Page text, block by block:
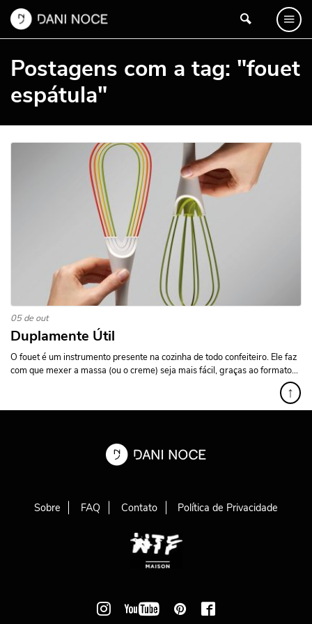
Postagens com a tag: "fouet
espátula"
05 de out
Duplamente Útil
O fouet é um instrumento presente na cozinha de todo confeiteiro. Ele faz
com que mexer a massa (ou o creme) seja mais fácil, graças ao formato...
↑
Sobre FAQ Contato Política de Privacidade